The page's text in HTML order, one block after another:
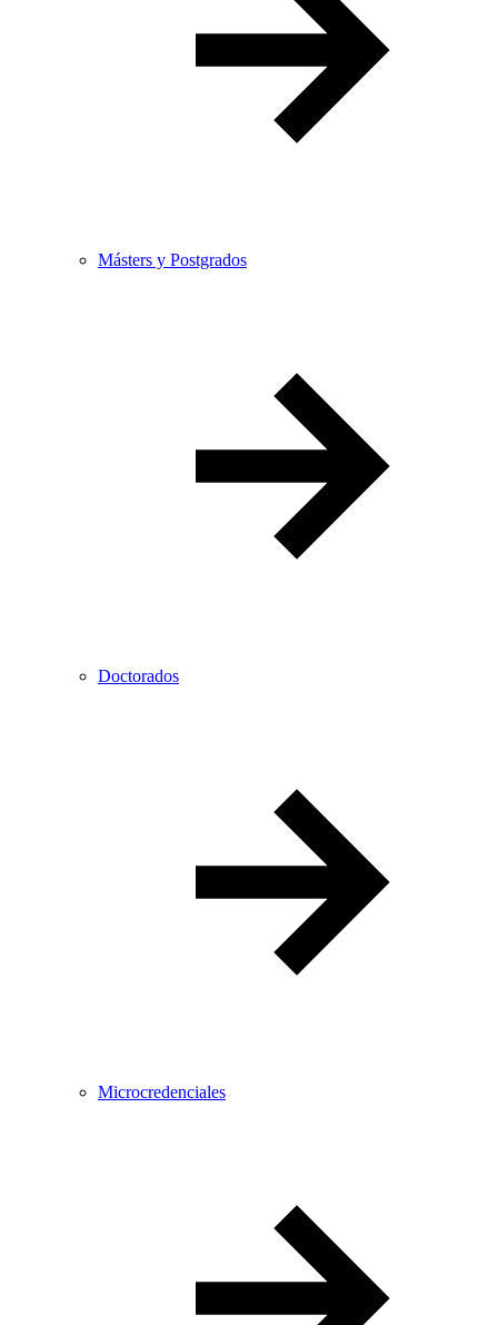
Másters y Postgrados
Doctorados
Microcredenciales